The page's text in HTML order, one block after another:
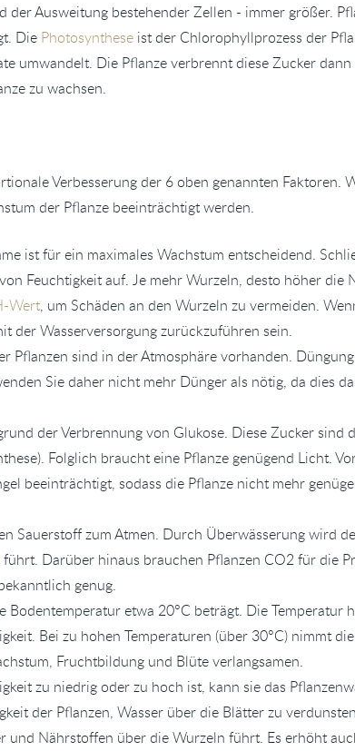
Ausweitung bestehender Zellen - immer größer.
Die Photosynthese ist der Chlorophyllprozess der
umwandelt. Die Pflanze verbrennt diese Zucker
zu wachsen.
Verbesserung der 6 oben genannten Faktoren.
der Pflanze beeinträchtigt werden.
ist für ein maximales Wachstum entscheidend.
Feuchtigkeit auf. Je mehr Wurzeln, desto höher die
Wert, um Schäden an den Wurzeln zu vermeiden.
der Wasserversorgung zurückzuführen sein.
Pflanzen sind in der Atmosphäre vorhanden.
Sie daher nicht mehr Dünger als nötig, da dies
der Verbrennung von Glukose. Diese Zucker sind
Folglich braucht eine Pflanze genügend Licht.
beeinträchtigt, sodass die Pflanze nicht mehr
Sauerstoff zum Atmen. Durch Überwässerung wird
führt. Darüber hinaus brauchen Pflanzen CO2 für die
genug.
Bodentemperatur etwa 20°C beträgt. Die Temperatur
Bei zu hohen Temperaturen (über 30°C) nimmt
Fruchtbildung und Blüte verlangsamen.
zu niedrig oder zu hoch ist, kann sie das
der Pflanzen, Wasser über die Blätter zu
und Nährstoffen über die Wurzeln führt. Es erhöht